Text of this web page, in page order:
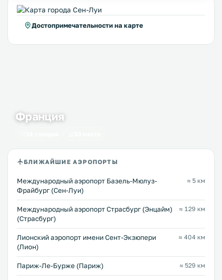
Достопримечательности на карте
Франция
БЛИЖАЙШИЕ АЭРОПОРТЫ
Международный аэропорт Базель-Мюлуз-
Фрайбург (Сен-Луи)
≈ 5 км
Международный аэропорт Страсбург (Энцайм)
(Страсбург)
≈ 129 км
Лионский аэропорт имени Сент-Экзюпери
(Лион)
≈ 404 км
Париж-Ле-Бурже (Париж) ≈ 529 км